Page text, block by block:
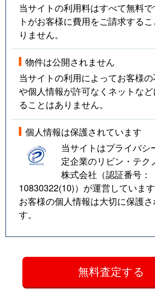
当サイトの利用料はすべて無料
トがお客様に費用をご請求する
りません。
物件は公開されません
当サイトの利用によってお客様
や個人情報が許可なくネットな
ることはありません。
個人情報は保護されています
当サイトはプライバシ
定企業のリビン・テク
株式会社（認証番号：
10830322(10)）が運営しています
お客様の個人情報は大切に保護さ
す。